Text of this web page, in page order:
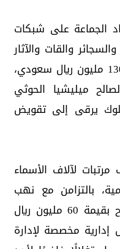
الجماعة على شبكات
والقات والآثار
والأسلحة، بعائدات قُدرت بنحو 130 مليون ريال سعودي،
ميليشيا الحوثي
سلوك يرقى إلى تقويض
لآلاف الأسماء
بالتزامن مع نهب
مستحقات أكثر من 13 ألف نازح بقيمة 60 مليون ريال
مخصصة لإدارة